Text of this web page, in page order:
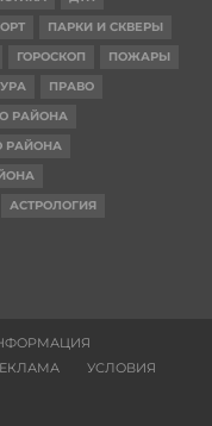
ПАРКИ И СКВЕРЫ
ГОРОСКОП
ПОЖАРЫ
ПРАВО
РАЙОНА
РАЙОНА
АСТРОЛОГИЯ
УСЛОВИЯ